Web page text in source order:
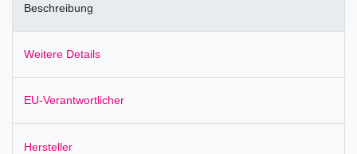
Beschreibung
Weitere Details
EU-Verantwortlicher
Hersteller